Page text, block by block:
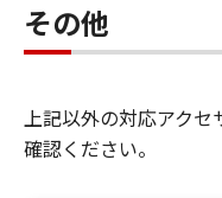
その他
上記以外の対応アクセ
確認ください。